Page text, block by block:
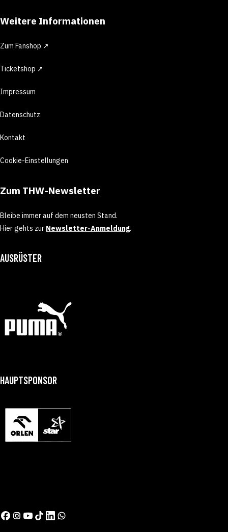
Weitere Informationen
Zum Fanshop ↗
Ticketshop ↗
Impressum
Datenschutz
Kontakt
Cookie-Einstellungen
Zum THW-Newsletter
Bleibe immer auf dem neusten Stand.
Hier gehts zur Newsletter-Anmeldung.
AUSRÜSTER
HAUPTSPONSOR